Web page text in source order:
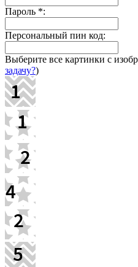
Пароль *:
Персональный пин код:
Выберите все картинки с
задачу?)